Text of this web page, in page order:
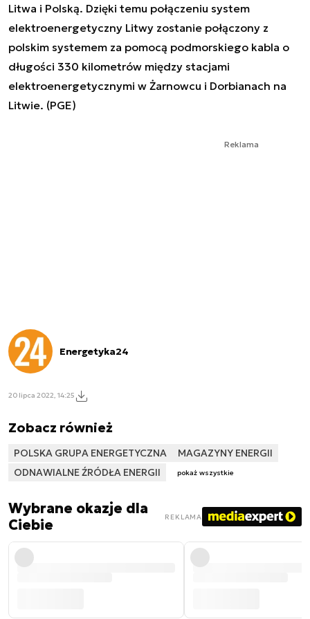
Litwa i Polską. Dzięki temu połączeniu system
elektroenergetyczny Litwy zostanie połączony z
polskim systemem za pomocą podmorskiego kabla o
długości 330 kilometrów między stacjami
elektroenergetycznymi w Żarnowcu i Dorbianach na
Litwie. (PGE)
Reklama
Energetyka24
20 lipca 2022, 14:25
Zobacz również
POLSKA GRUPA ENERGETYCZNA
MAGAZYNY ENERGII
ODNAWIALNE ŹRÓDŁA ENERGII
pokaż wszystkie
Wybrane okazje dla
Ciebie
REKLAMA